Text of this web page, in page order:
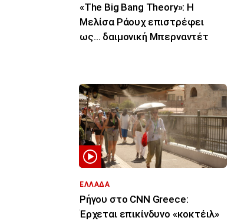
«The Big Bang Theory»: Η
Μελίσα Ράουχ επιστρέφει
ως… δαιμονική Μπερναντέτ
ΕΛΛΑΔΑ
Ρήγου στο CNN Greece:
Έρχεται επικίνδυνο «κοκτέιλ»